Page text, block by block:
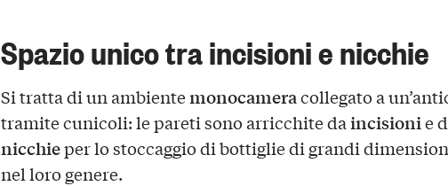
Spazio unico tra incisioni e nicchie
Si tratta di un ambientemonocameracollegato a
tramite cunicoli: le pareti sono arricchite daincisionie
nicchieper lo stoccaggio di bottiglie di grandi
nel loro genere.